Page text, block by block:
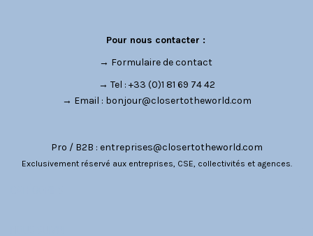
Pour nous contacter :
→ Formulaire de contact
→ Tel : +33 (0)1 81 69 74 42
→ Email : bonjour@closertotheworld.com
Pro / B2B : entreprises@closertotheworld.com
Exclusivement réservé aux entreprises, CSE, collectivités et agences.